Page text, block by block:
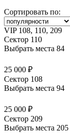
Сортировать по:
VIP 108, 110, 209
Сектор 110
Выбрать места 84
25 000 ₽
Сектор 108
Выбрать места 94
25 000 ₽
Сектор 209
Выбрать места 205